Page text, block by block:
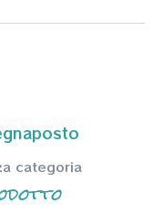
categoria